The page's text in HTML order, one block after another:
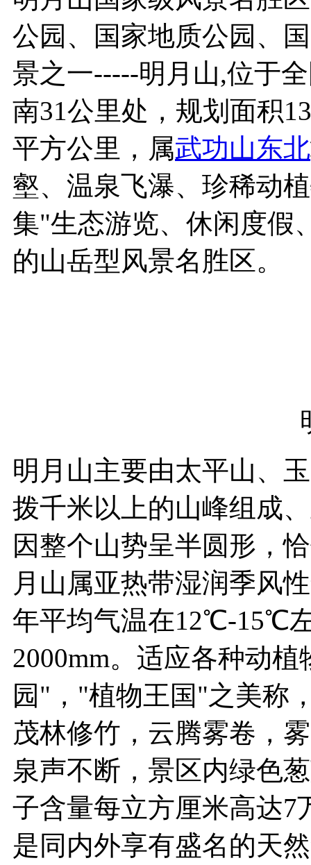
公园、国家地质公园、
景之一-----明月山,位于
南31公里处，规划面积
平方公里，属武功山东北
壑、温泉飞瀑、珍稀动
集"生态游览、休闲度假
的山岳型风景名胜区。
明月山主要由太平山、
拨千米以上的山峰组成
因整个山势呈半圆形，
月山属亚热带湿润季风
年平均气温在12℃-15℃
2000mm。适应各种动
园"，"植物王国"之美称
茂林修竹，云腾雾卷，
泉声不断，景区内绿色
子含量每立方厘米高达7
是同内外享有盛名的天